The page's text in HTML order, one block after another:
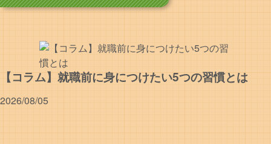
【コラム】就職前に身につけたい5つの習慣とは
2026/08/05